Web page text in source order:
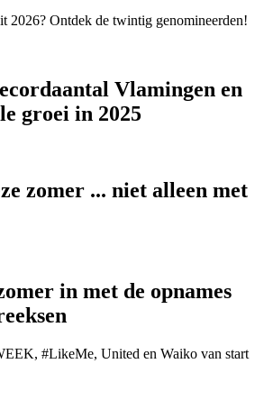
2026? Ontdek de twintig genomineerden!
Vlamingen en
groei in 2025
zomer ... niet alleen met
in met de opnames
#LikeMe, United en Waiko van start